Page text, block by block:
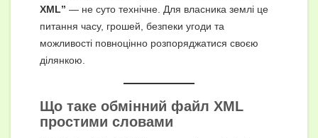
XML” — не суто технічне. Для власника землі це
питання часу, грошей, безпеки угоди та
можливості повноцінно розпоряджатися своєю
ділянкою.
Що таке обмінний файл XML
простими словами